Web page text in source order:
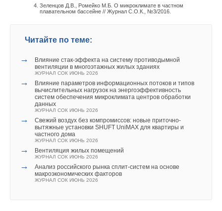
Зеленцов Д.В., Ромейко М.Б. О микроклимате в частном
плавательном бассейне // Журнал С.О.К., №3/2016.
Читайте по теме:
→
Влияние стак‑эффекта на систему противодымной
вентиляции в многоэтажных жилых зданиях
ЖУРНАЛ СОК ИЮНЬ 2026
→
Влияние параметров информационных потоков и типов
вычислительных нагрузок на энергоэффективность
систем обеспечения микроклимата центров обработки
данных
ЖУРНАЛ СОК ИЮНЬ 2026
→
Свежий воздух без компромиссов: новые приточно-
вытяжные установки SHUFT UniMAX для квартиры и
частного дома
ЖУРНАЛ СОК ИЮНЬ 2026
→ Вентиляция жилых помещений
ЖУРНАЛ СОК ИЮНЬ 2026
→
Анализ российского рынка сплит-систем на основе
макроэкономических факторов
ЖУРНАЛ СОК ИЮНЬ 2026